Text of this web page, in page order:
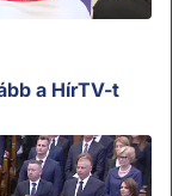
a HírTV-t